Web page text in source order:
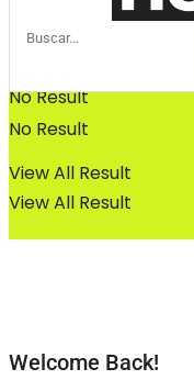
No Result
View All Result
No Result
View All Result
Welcome Back!